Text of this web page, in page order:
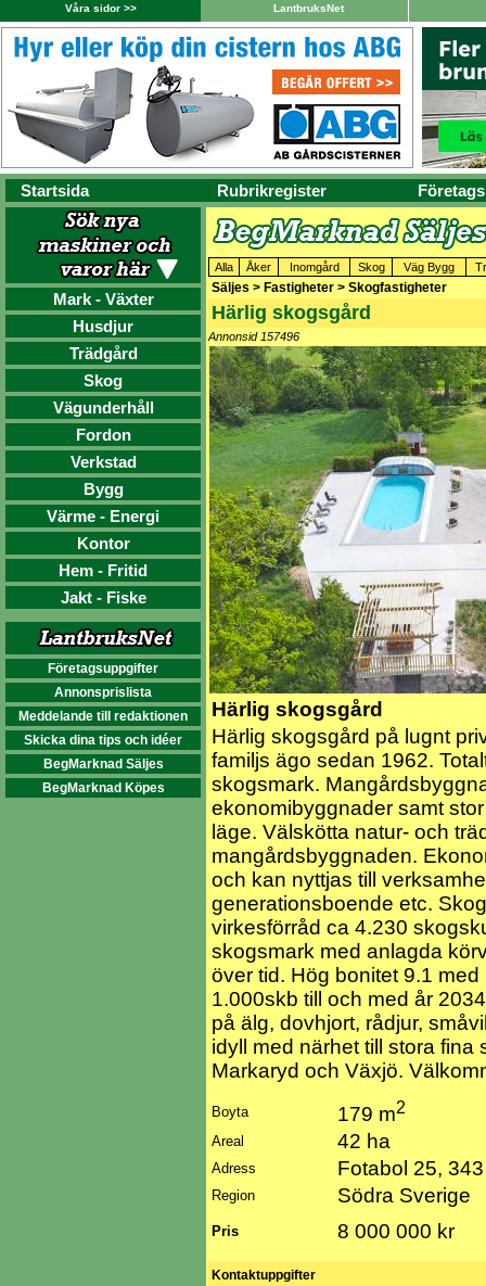
Våra sidor >> LantbruksNet
Startsida Rubrikregister
Mark - Växter
Husdjur
Trädgård
Skog
Vägunderhåll
Fordon
Verkstad
Bygg
Värme - Energi
Kontor
Hem - Fritid
Jakt - Fiske
Företagsuppgifter
Annonsprislista
Meddelande till redaktionen
Skicka dina tips och idéer
BegMarknad Säljes
BegMarknad Köpes
Alla Åker Inomgård Skog Väg Bygg
Säljes > Fastigheter > Skogfastigheter
Härlig skogsgård
Annonsid 157496
Härlig skogsgård
Härlig skogsgård på lugnt
familjs ägo sedan 1962.
skogsmark.
ekonomibyggnader samt
läge. Välskötta natur- och
mangårdsbyggnaden.
och kan nyttjas till
generationsboende etc.
virkesförråd ca 4.230
skogsmark med anlagda
över tid. Hög bonitet 9.1
1.000skb till och med år
på älg, dovhjort, rådjur,
idyll med närhet till stora fina
Markaryd och Växjö.
Boyta 179 m2
Areal 42 ha
Adress Fotabol 25,
Region Södra Sverige
Pris 8 000 000 kr
Kontaktuppgifter